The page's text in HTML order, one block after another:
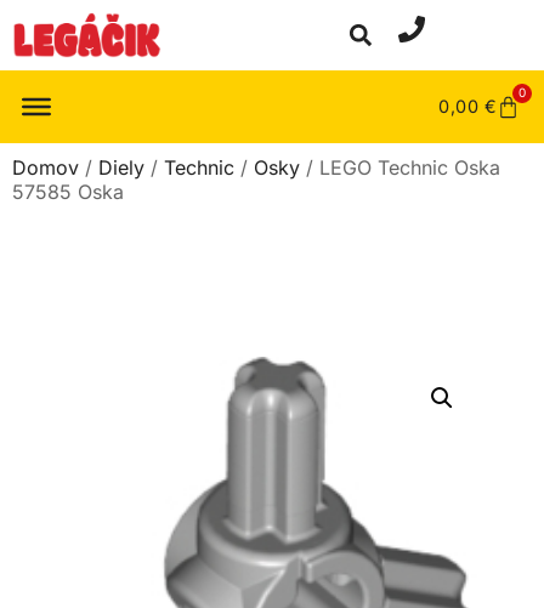
0,00 €
0
Domov / Diely / Technic / Osky / LEGO Technic Oska
57585 Oska